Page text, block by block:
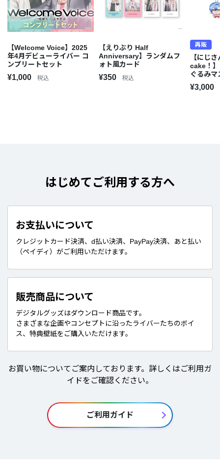
【Welcome Voice】2025
年4月デビューライバー コ
ンプリートセット
¥1,000 税込
【えりぶり Half
Anniversary】ランダムフ
ォト風カード
¥350 税込
再販
【にじ
cake！
ぐるみ
Crown
¥3,000
はじめてご利用する方へ
お支払いについて
クレジットカード決済、d払い決済、PayPay決済、あと払い
（ペイディ）がご利用いただけます。
販売商品について
デジタルグッズはダウンロード商品です。
さまざまな企画やコンセプトに沿ったライバーたちのボイ
ス、特典壁紙をご購入いただけます。
お買い物についてご案内しております。詳しくはご利用ガ
イドをご確認ください。
ご利用ガイド